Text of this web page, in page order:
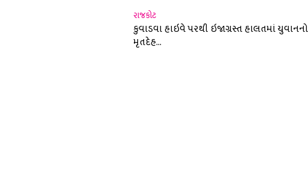
રાજકોટ
કુવાડવા હાઇવે પરથી ઇજાગ્રસ્ત હાલતમાં યુવાનનો
મૃતદેહ...